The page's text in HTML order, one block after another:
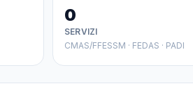
0
SERVIZI
CMAS/FFESSM · FEDAS · PADI